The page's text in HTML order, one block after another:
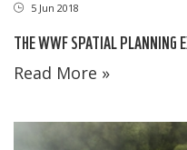
5 Jun 2018
THE WWF SPATIAL PLANNING
Read More »